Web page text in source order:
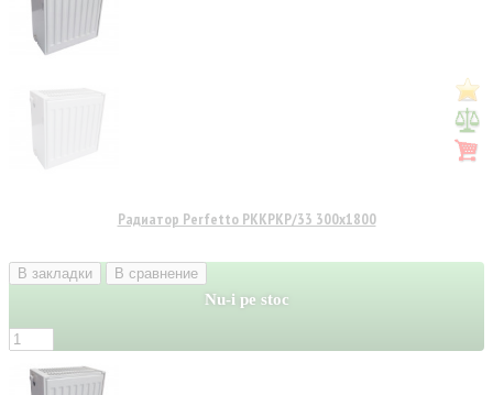
Радиатор Perfetto PKKPKP/33 300x1800
В закладки В сравнение
Nu-i pe stoc